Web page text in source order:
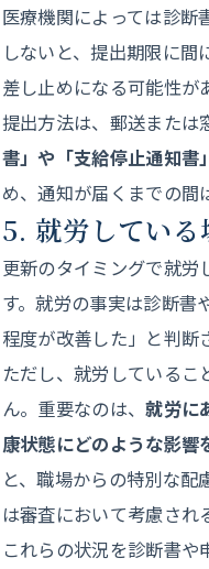
医療機関によっては診断
しないと、提出期限に
差し止めになる可能性が
提出方法は、郵送または
書」や「支給停止通知書」
め、通知が届くまでの間
5. 就労してい
更新のタイミングで就
す。就労の事実は診断書
程度が改善した」と判断
ただし、就労している
ん。重要なのは、就労に
康状態にどのような影響
と、職場からの特別な
は審査において考慮され
これらの状況を診断書